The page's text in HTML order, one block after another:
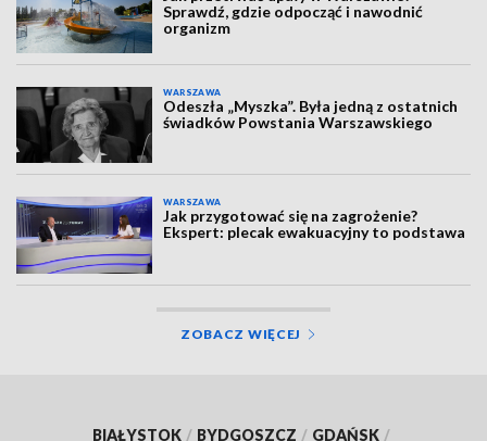
Sprawdź, gdzie odpocząć i nawodnić
organizm
WARSZAWA
Odeszła „Myszka”. Była jedną z ostatnich
świadków Powstania Warszawskiego
WARSZAWA
Jak przygotować się na zagrożenie?
Ekspert: plecak ewakuacyjny to podstawa
ZOBACZ WIĘCEJ
BIAŁYSTOK / BYDGOSZCZ / GDAŃSK /